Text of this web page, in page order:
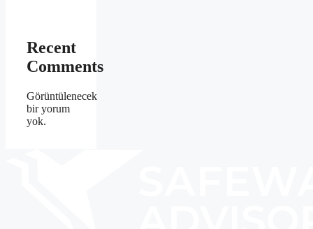
Recent
Comments
Görüntülenecek
bir yorum
yok.